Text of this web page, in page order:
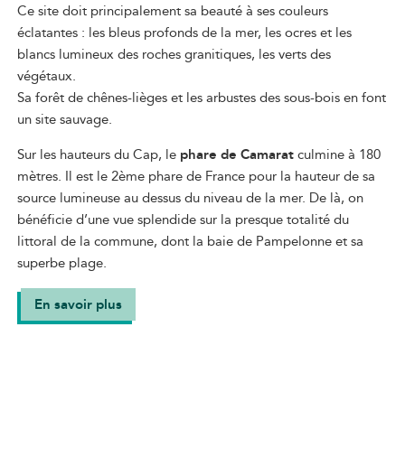
Ce site doit principalement sa beauté à ses couleurs
éclatantes : les bleus profonds de la mer, les ocres et les
blancs lumineux des roches granitiques, les verts des
végétaux.
Sa forêt de chênes-lièges et les arbustes des sous-bois en font
un site sauvage.
Sur les hauteurs du Cap, le phare de Camaratculmine à 180
mètres. Il est le 2ème phare de France pour la hauteur de sa
source lumineuse au dessus du niveau de la mer. De là, on
bénéficie d’une vue splendide sur la presque totalité du
littoral de la commune, dont la baie de Pampelonne et sa
superbe plage.
En savoir plus